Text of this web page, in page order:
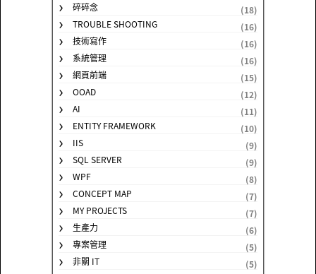
碎碎念
(18)
TROUBLE SHOOTING
(16)
技術寫作
(16)
系統管理
(16)
網頁前端
(15)
OOAD
(12)
AI
(11)
ENTITY FRAMEWORK
(10)
IIS
(9)
SQL SERVER
(9)
WPF
(8)
CONCEPT MAP
(7)
MY PROJECTS
(7)
生產力
(6)
專案管理
(5)
非關 IT
(5)